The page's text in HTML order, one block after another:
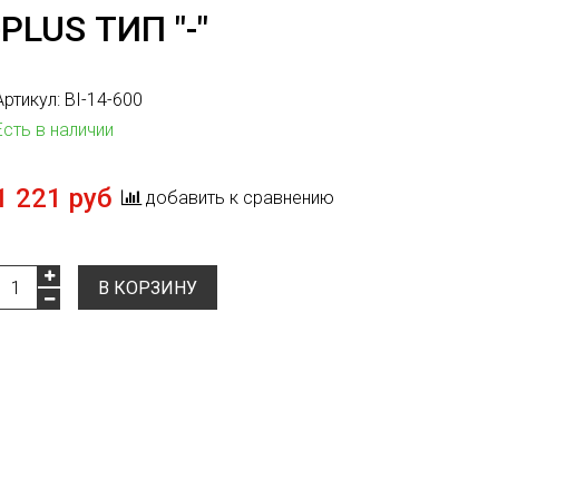
ТИП "-"
BI-14-600
в наличии
221 руб добавить к сравнению
В КОРЗИНУ